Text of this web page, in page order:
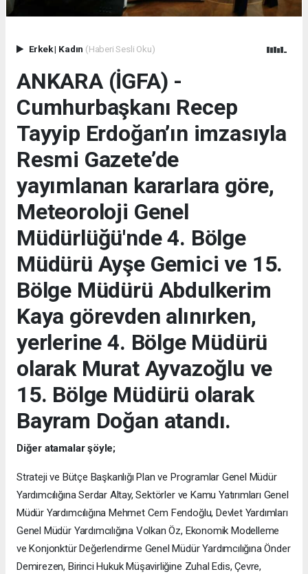
Erkek| Kadın (Haberi Sesli Oku)
ANKARA (İGFA) -
Cumhurbaşkanı Recep
Tayyip Erdoğan’ın imzasıyla
Resmi Gazete’de
yayımlanan kararlara göre,
Meteoroloji Genel
Müdürlüğü'nde 4. Bölge
Müdürü Ayşe Gemici ve 15.
Bölge Müdürü Abdulkerim
Kaya görevden alınırken,
yerlerine 4. Bölge Müdürü
olarak Murat Ayvazoğlu ve
15. Bölge Müdürü olarak
Bayram Doğan atandı.
Diğer atamalar şöyle;
Strateji ve Bütçe Başkanlığı Plan ve Programlar Genel Müdür
Yardımcılığına Serdar Altay, Sektörler ve Kamu Yatırımları Genel
Müdür Yardımcılığına Mehmet Cem Fendoğlu, Devlet Yardımları
Genel Müdür Yardımcılığına Volkan Öz, Ekonomik Modelleme
ve Konjonktür Değerlendirme Genel Müdür Yardımcılığına Önder
Demirezen, Birinci Hukuk Müşavirliğine Zuhal Edis, Çevre,